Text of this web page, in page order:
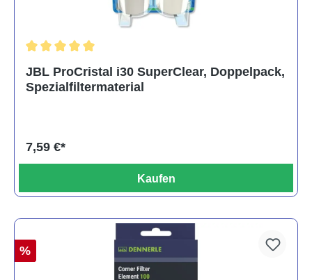
JBL ProCristal i30 SuperClear, Doppelpack,
Spezialfiltermaterial
7,59 €*
Kaufen
%